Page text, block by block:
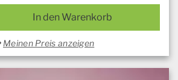
In den Warenkorb
Meinen Preis anzeigen